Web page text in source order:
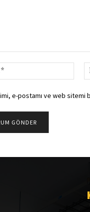
e-postamı ve web sitemi